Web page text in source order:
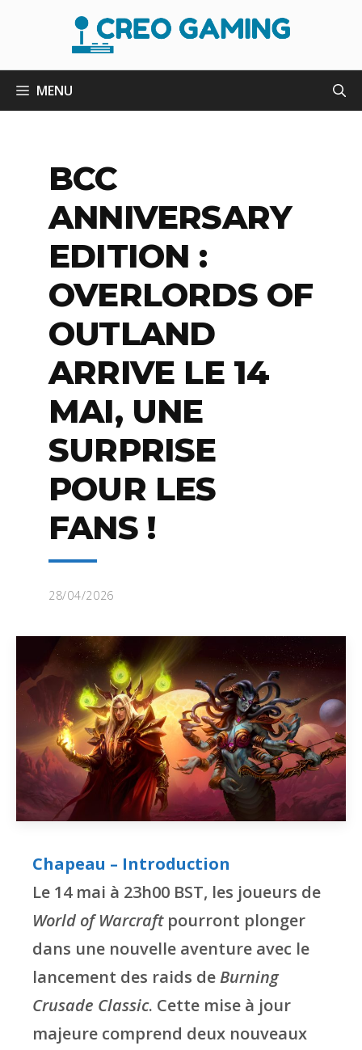
MENU
BCC
ANNIVERSARY
EDITION :
OVERLORDS OF
OUTLAND
ARRIVE LE 14
MAI, UNE
SURPRISE
POUR LES
FANS !
28/04/2026
Chapeau – Introduction
Le 14 mai à 23h00 BST, les joueurs de
World of Warcraftpourront plonger
dans une nouvelle aventure avec le
lancement des raids deBurning
Crusade Classic. Cette mise à jour
majeure comprend deux nouveaux